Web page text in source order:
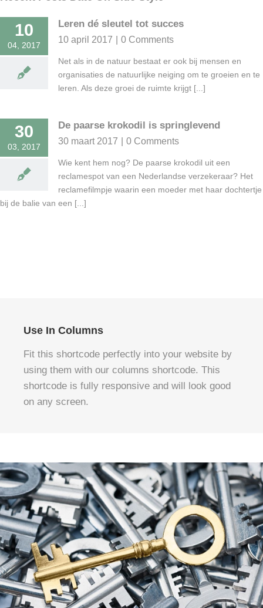
10
04, 2017
Leren dé sleutel tot succes
10 april 2017 0 Comments
Net als in de natuur bestaat er ook bij mensen en
organisaties de natuurlijke neiging om te groeien en te
leren. Als deze groei de ruimte krijgt [...]
30
03, 2017
De paarse krokodil is springlevend
30 maart 2017 0 Comments
Wie kent hem nog? De paarse krokodil uit een
reclamespot van een Nederlandse verzekeraar? Het
reclamefilmpje waarin een moeder met haar dochtertje
bij de balie van een [...]
Use In Columns
Fit this shortcode perfectly into your website by
using them with our columns shortcode. This
shortcode is fully responsive and will look good
on any screen.